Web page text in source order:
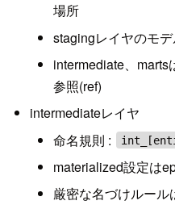
場所
stagingレイヤのモ
intermediate、
参照(ref)
intermediateレイヤ
命名規則 :
materialized設定は
厳密な名づけルール